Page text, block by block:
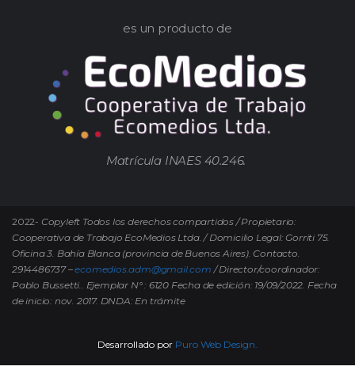
es un producto de
Matrícula INAES 40.246.
2022- Copyleft Todos los derechos compartidos / Propietario:
Cooperativa de Trabajo EcoMedios Ltda. / Domicilio Legal: Gorriti 75.
Oficina 3. Bahía Blanca (provincia de Buenos Aires). Contacto.
2914486737 –ecomedios.adm@gmail.com / Director/coordinador:
Pablo Bussetti.. Ejemplar N° : 6120 Fecha de edición: 19/09/2022. Fecha
de inicio: nov. 2017. DNDA: En trámite
Desarrollado por Puro Web Design.